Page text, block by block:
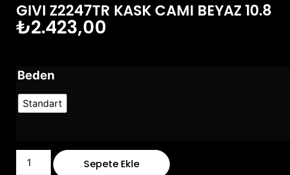
GIVI Z2247TR KASK CAMI BEYAZ 10.8
₺2.423,00
Beden
Standart
Sepete Ekle